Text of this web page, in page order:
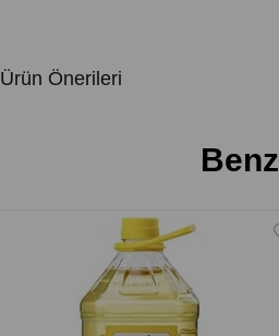
Ürün Önerileri